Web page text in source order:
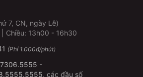
7, CN, ngày Lễ)
Chiều: 13h00 - 16h30
(Phí 1.000đ/phút)
-
, các đầu số